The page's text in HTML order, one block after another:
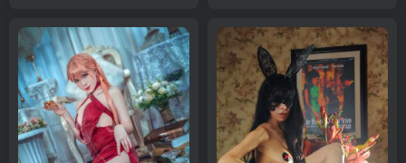
[YITUYU艺图语]2026.01.20 秋光留不住 简小橙[30P／506MB]
[YITUYU艺图语]2026.01.20 悲伤逆流成河 土豆[30P／110MB]
[YITUYU艺图语]2026.01.20 冬日小清新 嫣然[20P／125MB]
[YITUYU艺图语]2026.01.19 天青色等烟雨 不爱吃葱的rhhhhh[31P／
381MB]
[YITUYU艺图语]2026.01.19 且坐等春树叭 蔸小黄鸡[9P／133MB]